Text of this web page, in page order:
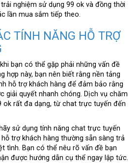
nghiệm sử dụng 99 ok và đồng thời
lần mua sắm tiếp theo.
TÍNH NĂNG HỖ TRỢ
bạn có thể gặp phải những vấn đề
hợp này, bạn nên biết rằng nền tảng
hỗ trợ khách hàng để đảm bảo rằng
giải quyết nhanh chóng. Dịch vụ chăm
ok rất đa dạng, từ chat trực tuyến đến
sử dụng tính năng chat trực tuyến
trợ khách hàng thường sẵn sàng trả
tình. Bạn có thể nêu rõ vấn đề bạn
được hướng dẫn cụ thể ngay lập tức.